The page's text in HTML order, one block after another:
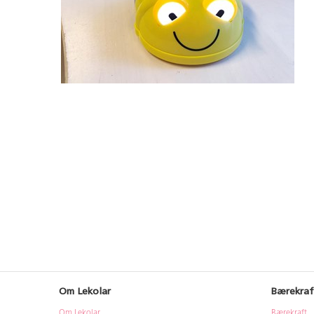
Om Lekolar